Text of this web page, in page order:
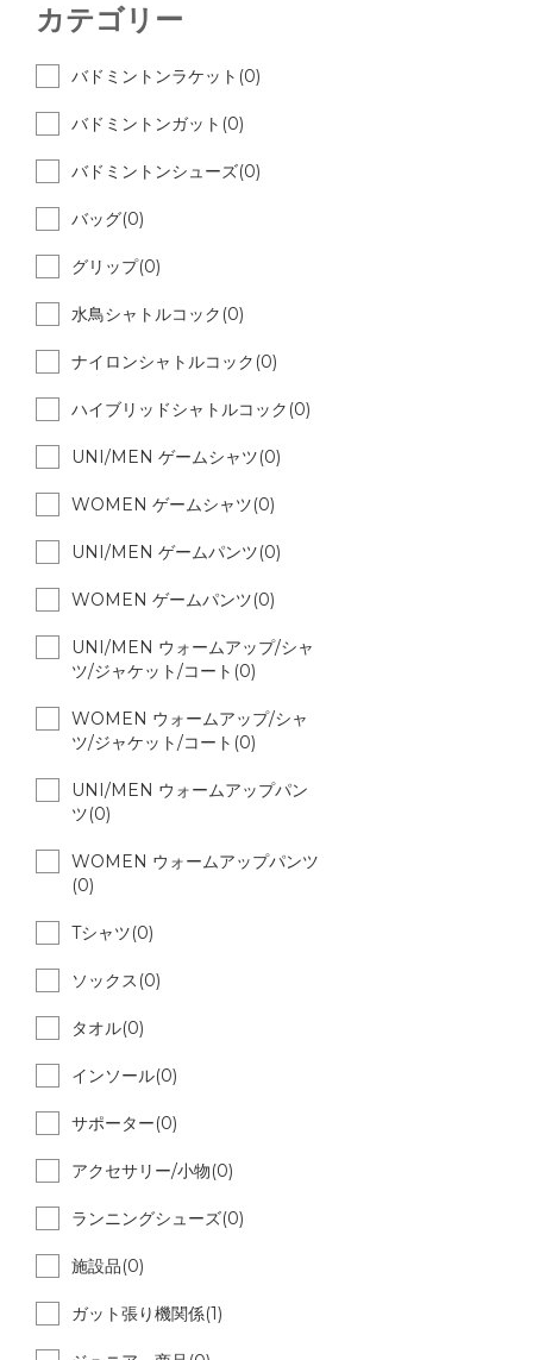
カテゴリー
バドミントンラケット(0)
バドミントンガット(0)
バドミントンシューズ(0)
バッグ(0)
グリップ(0)
水鳥シャトルコック(0)
ナイロンシャトルコック(0)
ハイブリッドシャトルコック(0)
UNI/MEN ゲームシャツ(0)
WOMEN ゲームシャツ(0)
UNI/MEN ゲームパンツ(0)
WOMEN ゲームパンツ(0)
UNI/MEN ウォームアップ/シャ
ツ/ジャケット/コート(0)
WOMEN ウォームアップ/シャ
ツ/ジャケット/コート(0)
UNI/MEN ウォームアップパン
ツ(0)
WOMEN ウォームアップパンツ
(0)
Tシャツ(0)
ソックス(0)
タオル(0)
インソール(0)
サポーター(0)
アクセサリー/小物(0)
ランニングシューズ(0)
施設品(0)
ガット張り機関係(1)